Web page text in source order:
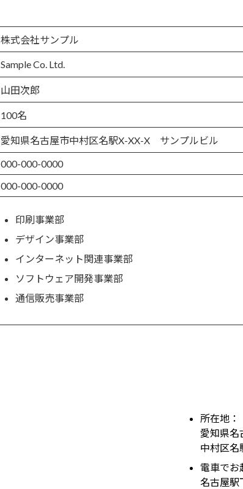
株式会社サンプル
Sample Co. Ltd.
山田次郎
100名
愛知県名古屋市中村区名駅X-XX-X サンプルビル
000-000-0000
000-000-0000
印刷事業部
デザイン事業部
インターネット関連事業部
ソフトウェア開発事業部
通信販売事業部
所在地：
愛知県名
中村区
電車でお
名古屋駅